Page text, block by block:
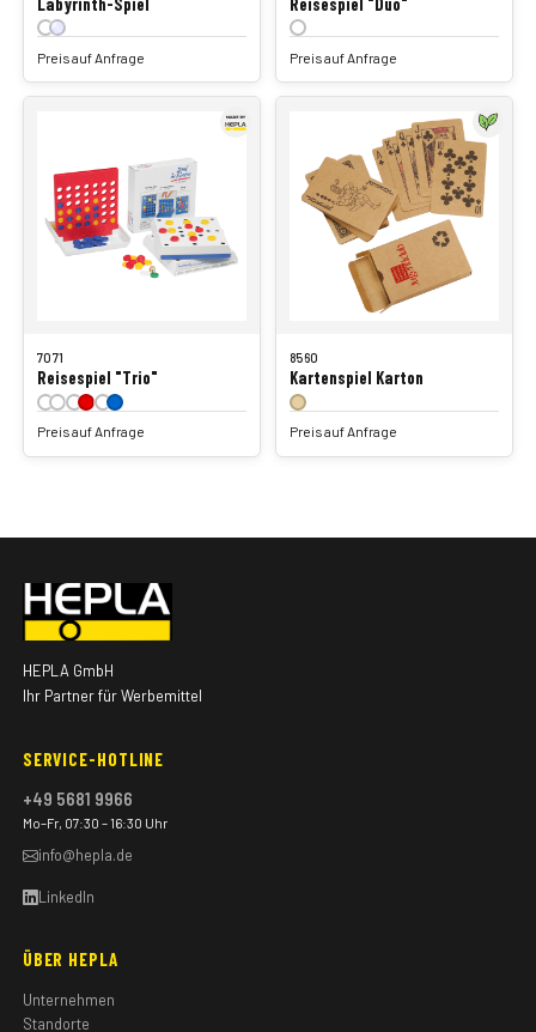
Labyrinth-Spiel
Preis auf Anfrage
Reisespiel "Duo"
Preis auf Anfrage
7071
Reisespiel "Trio"
Preis auf Anfrage
8560
Kartenspiel Karton
Preis auf Anfrage
HEPLA GmbH
Ihr Partner für Werbemittel
SERVICE-HOTLINE
+49 5681 9966
Mo–Fr, 07:30 – 16:30 Uhr
info@hepla.de
LinkedIn
ÜBER HEPLA
Unternehmen
Standorte